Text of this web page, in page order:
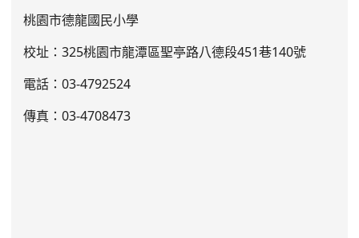
桃園市德龍國民小學
校址：325桃園市龍潭區聖亭路八德段451巷140號
電話：03-4792524
傳真：03-4708473